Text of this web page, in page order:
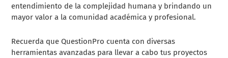
entendimiento de la complejidad humana y brindando un
mayor valor a la comunidad académica y profesional.
Recuerda que QuestionPro cuenta con diversas
herramientas avanzadas para llevar a cabo tus proyectos